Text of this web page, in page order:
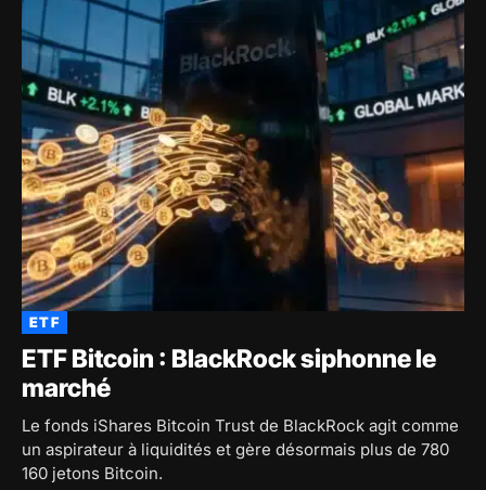
ETF
ETF Bitcoin : BlackRock siphonne le
marché
Le fonds iShares Bitcoin Trust de BlackRock agit comme
un aspirateur à liquidités et gère désormais plus de 780
160 jetons Bitcoin.